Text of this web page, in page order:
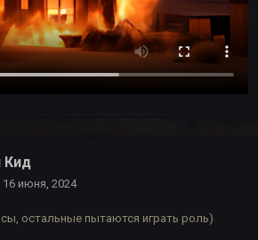
Кид
16 июня, 2024
остальные пытаются играть роль)